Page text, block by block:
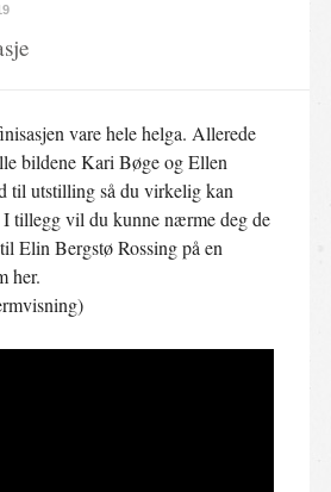
vare hele helga. Allerede
bildene Kari Bøge og Ellen
til utstilling så du virkelig kan
I tillegg vil du kunne nærme deg de
Elin Bergstø Rossing på en
her.